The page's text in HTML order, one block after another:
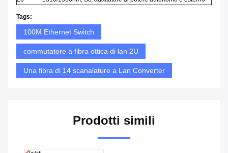
Tags:
100M Ethernet Switch
commutatore a fibra ottica di lan 2U
Una fibra di 14 scanalature a Lan Converter
Prodotti simili